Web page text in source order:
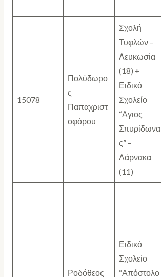
15078
Πολύδωρο
ς
Παπαχριστ
οφόρου
Σχολή
Τυφλών –
Λευκωσία
(18) +
Ειδικό
Σχολείο
“Αγιος
Σπυρίδωνα
ς” –
Λάρνακα
(11)
Ροδόθεος
Ειδικό
Σχολείο
“Απόστολο